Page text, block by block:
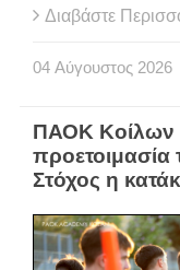
Διαβάστε
04 Αύγουστος 2026
ΠΑΟΚ Κοίλων
προετοιμασία
Στόχος η